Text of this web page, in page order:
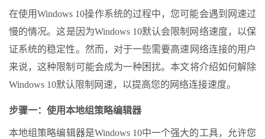
在使用Windows 10操作系统的过程中，您可能会遇到网速过
慢的情况。这是因为Windows 10默认会限制网络速度，以保
证系统的稳定性。然而，对于一些需要高速网络连接的用户
来说，这种限制可能会成为一种困扰。本文将介绍如何解除
Windows 10默认限制网速，以提高您的网络连接速度。
步骤一：使用本地组策略编辑器
本地组策略编辑器是Windows 10中一个强大的工具，允许您